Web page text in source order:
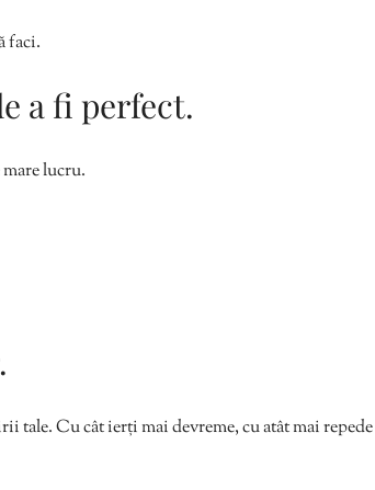
faci.
a fi perfect.
lucru.
tale. Cu cât ierți mai devreme, cu atât mai repede